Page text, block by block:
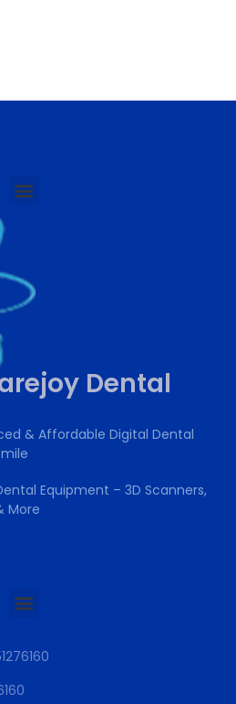
Dental
& Affordable Digital Dental
Equipment – 3D Scanners,
More